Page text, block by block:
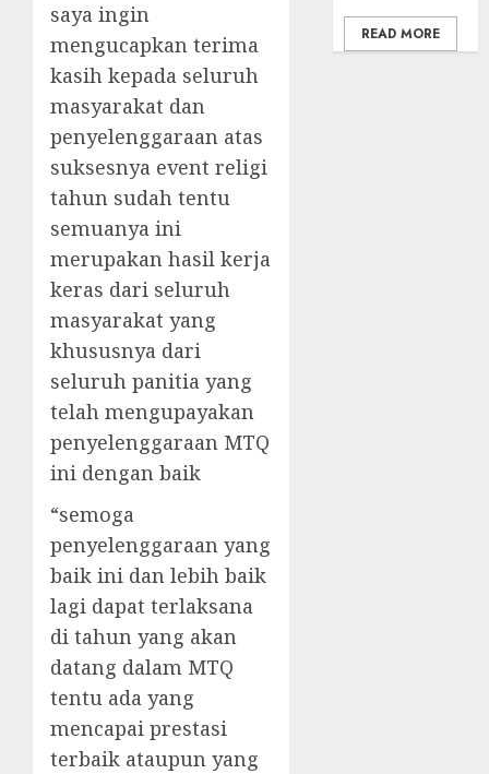
saya ingin
mengucapkan terima
kasih kepada seluruh
masyarakat dan
penyelenggaraan atas
suksesnya event religi
tahun sudah tentu
semuanya ini
merupakan hasil kerja
keras dari seluruh
masyarakat yang
khususnya dari
seluruh panitia yang
telah mengupayakan
penyelenggaraan MTQ
ini dengan baik
“semoga
penyelenggaraan yang
baik ini dan lebih baik
lagi dapat terlaksana
di tahun yang akan
datang dalam MTQ
tentu ada yang
mencapai prestasi
terbaik ataupun yang
READ MORE